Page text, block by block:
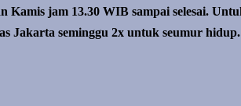
jam 13.30 WIB sampai selesai.
Jakarta seminggu 2x untuk seumur